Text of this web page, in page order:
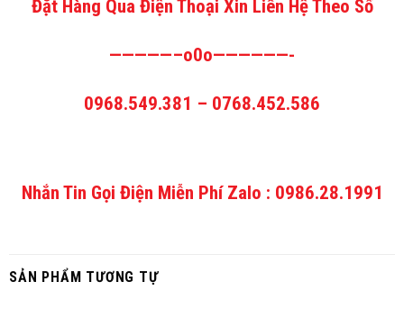
Đặt Hàng Qua Điện Thoại Xin Liên Hệ Theo Số
—————–o0o——————-
0968.549.381 – 0768.452.586
Nhắn Tin Gọi Điện Miễn Phí Zalo : 0986.28.1991
SẢN PHẨM TƯƠNG TỰ